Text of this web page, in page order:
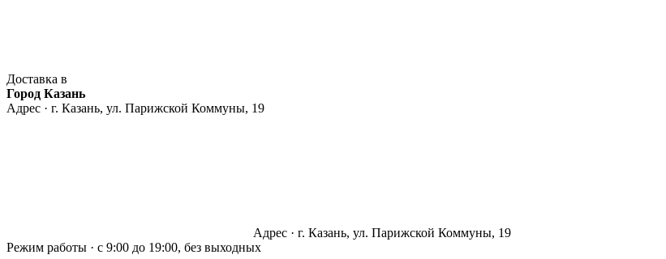
Доставка в
Город Казань
Адрес · г. Казань, ул. Парижской Коммуны, 19
Адрес · г. Казань, ул. Парижской Коммуны, 19
Режим работы · с 9:00 до 19:00, без выходных